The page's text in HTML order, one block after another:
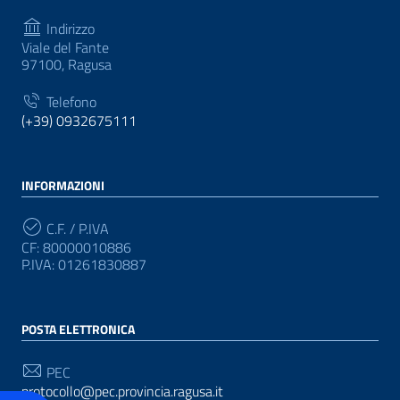
Indirizzo
Viale del Fante
97100, Ragusa
Telefono
(+39) 0932675111
INFORMAZIONI
C.F. / P.IVA
CF: 80000010886
P.IVA: 01261830887
POSTA ELETTRONICA
PEC
protocollo@pec.provincia.ragusa.it